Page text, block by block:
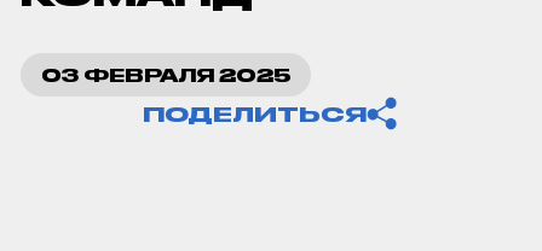
03 ФЕВРАЛЯ 2025
ПОДЕЛИТЬСЯ